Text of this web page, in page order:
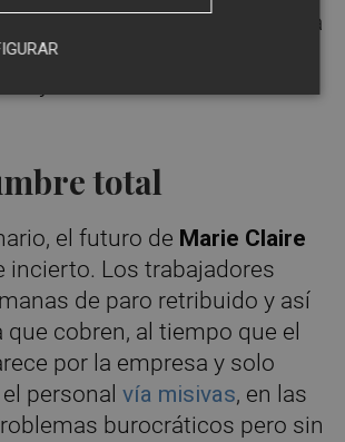
económicos contraídos por la
acreedores del
total
el futuro de Marie Claire
incierto. Los trabajadores
de paro retribuido y así
cobren, al tiempo que el
por la empresa y solo
personal vía misivas, en las
burocráticos pero sin